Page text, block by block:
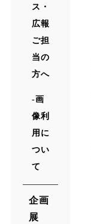
ス・
広報
ご担
当の
方へ
画
像利
用に
つい
て
企画
展